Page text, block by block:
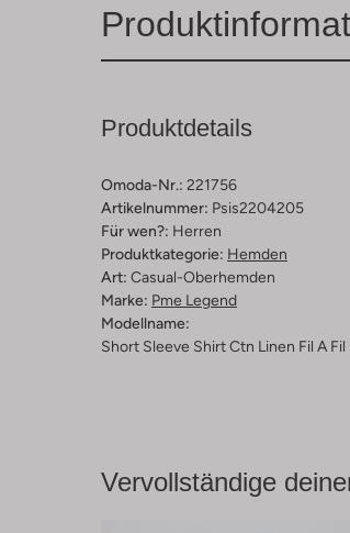
Produktdetails
Omoda-Nr.: 221756
Artikelnummer: Psis2204205
Für wen?: Herren
Produktkategorie: Hemden
Art: Casual-Oberhemden
Marke: Pme Legend
Modellname:
Short Sleeve Shirt Ctn Linen Fil A Fil
Vervollständige